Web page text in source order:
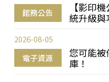
館務公告
【影印
統升級與
電子資源
您可能被
庫！
2026-08-05